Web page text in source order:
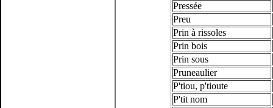
Pressée
Preu
Prin à rissoles
Prin bois
Prin sous
Pruneaulier
P'tiou, p'tioute
P'tit nom